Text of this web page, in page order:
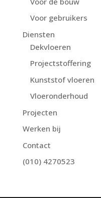
Voor gebruikers
Diensten
Dekvloeren
Projectstoffering
Kunststof vloeren
Vloeronderhoud
Projecten
Werken bij
Contact
(010) 4270523